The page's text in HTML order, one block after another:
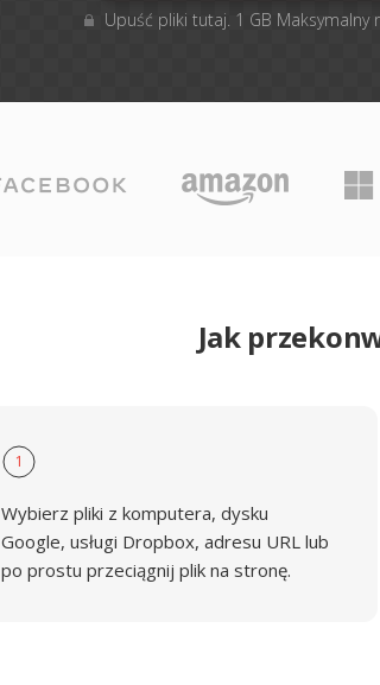
Upuść pliki tutaj. 1 GB Maksymalny
Jak
1
Wybierz pliki z komputera, dysku
Google, usługi Dropbox, adresu URL lub
po prostu przeciągnij plik na stronę.